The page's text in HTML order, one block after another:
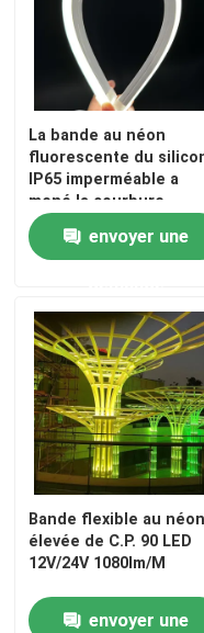
Panneau acrylique
Alimentation
Accessoires de
Lumière à néon
La bande au néon
fluorescente du
IP65 imperméable a
mené la courbure
latérale supérieure
légère disponible
envoyer une
Bande flexible au néon
élevée de C.P. 90 LED
12V/24V 1080lm/M
envoyer une